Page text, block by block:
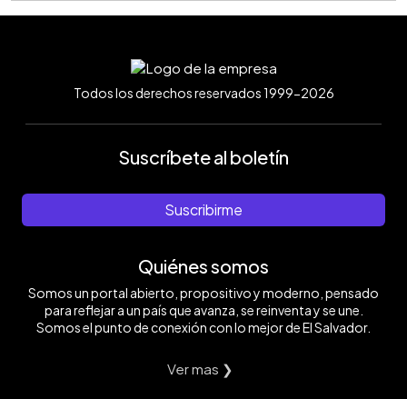
Todos los derechos reservados 1999-2026
Suscríbete al boletín
Suscribirme
Quiénes somos
Somos un portal abierto, propositivo y moderno, pensado
para reflejar a un país que avanza, se reinventa y se une.
Somos el punto de conexión con lo mejor de El Salvador.
Ver mas ❯